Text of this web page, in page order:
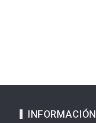
INFORMACIÓN